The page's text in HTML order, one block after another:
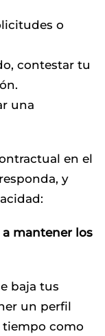
o
contestar tu
una
en el
y
mantener los
baja tus
un perfil
tiempo como